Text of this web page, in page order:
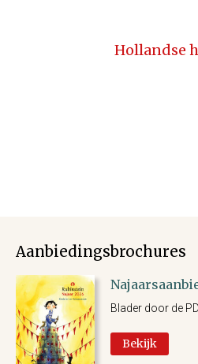
Hollandse
Aanbiedingsbrochures
Blader door de
Bekijk